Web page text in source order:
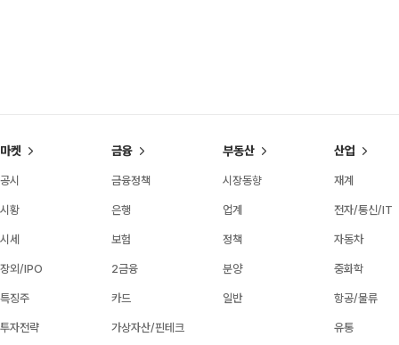
마켓
공시
시황
시세
장외/IPO
특징주
투자전략
금융
금융정책
은행
보험
2금융
카드
가상자산/핀테크
부동산
시장동향
업계
정책
분양
일반
산업
재계
전자/통신/IT
자동차
중화학
항공/물류
유통